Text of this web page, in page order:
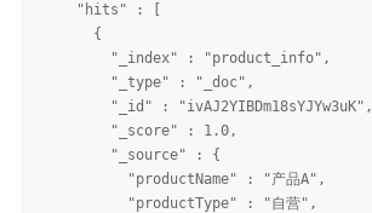
    "hits" : [
      {
        "_index" : "product_info",
        "_type" : "_doc",
        "_id" : "ivAJ2YIBDm18sYJYw3uK",
        "_score" : 1.0,
        "_source" : {
          "productName" : "产品A",
          "productType" : "自营",